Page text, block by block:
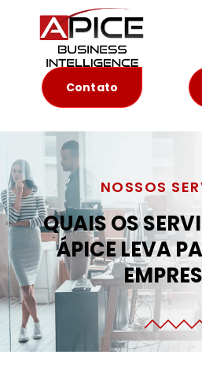
Contato
NOSSOS
QUAIS OS
ÁPICE LEVA